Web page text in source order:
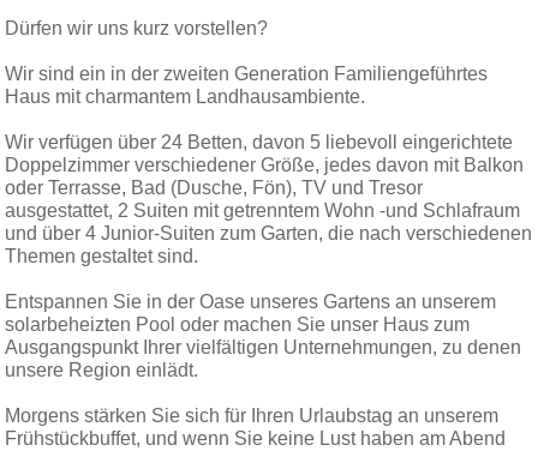
Dürfen wir uns kurz vorstellen?
Wir sind ein in der zweiten Generation Familiengeführtes
Haus mit charmantem Landhausambiente.
Wir verfügen über 24 Betten, davon 5 liebevoll eingerichtete
Doppelzimmer verschiedener Größe, jedes davon mit Balkon
oder Terrasse, Bad (Dusche, Fön), TV und Tresor
ausgestattet, 2 Suiten mit getrenntem Wohn -und Schlafraum
und über 4 Junior-Suiten zum Garten, die nach verschiedenen
Themen gestaltet sind.
Entspannen Sie in der Oase unseres Gartens an unserem
solarbeheizten Pool oder machen Sie unser Haus zum
Ausgangspunkt Ihrer vielfältigen Unternehmungen, zu denen
unsere Region einlädt.
Morgens stärken Sie sich für Ihren Urlaubstag an unserem
Frühstückbuffet, und wenn Sie keine Lust haben am Abend